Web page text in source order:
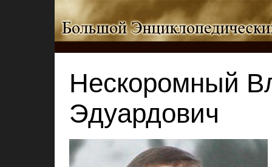
Нескоромный
Эдуардович